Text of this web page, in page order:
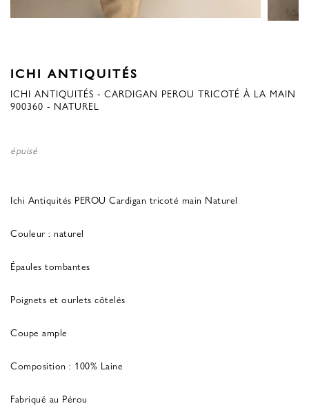
ICHI ANTIQUITÉS
ICHI ANTIQUITÉS - CARDIGAN PEROU TRICOTÉ À LA MAIN
900360 - NATUREL
épuisé
Ichi Antiquités PEROU Cardigan tricoté main Naturel
Couleur : naturel
Épaules tombantes
Poignets et ourlets côtelés
Coupe ample
Composition : 100% Laine
Fabriqué au Pérou